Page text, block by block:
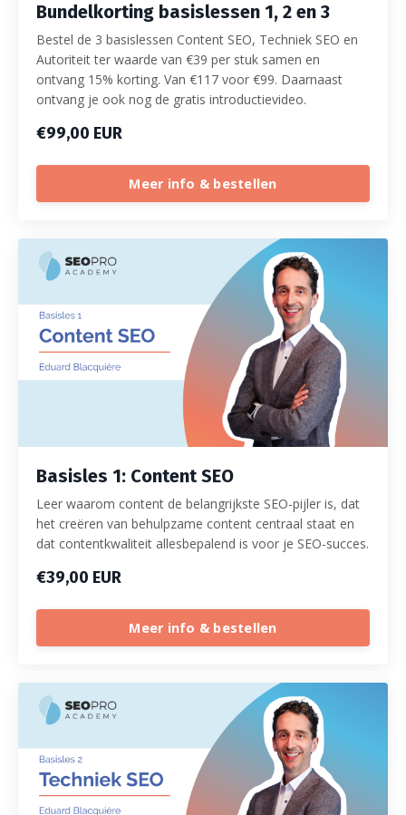
Bundelkorting basislessen 1, 2 en 3
Bestel de 3 basislessen Content SEO, Techniek SEO en
Autoriteit ter waarde van €39 per stuk samen en
ontvang 15% korting. Van €117 voor €99. Daarnaast
ontvang je ook nog de gratis introductievideo.
€99,00 EUR
Meer info & bestellen
Basisles 1: Content SEO
Leer waarom content de belangrijkste SEO-pijler is, dat
het creëren van behulpzame content centraal staat en
dat contentkwaliteit allesbepalend is voor je SEO-succes.
€39,00 EUR
Meer info & bestellen